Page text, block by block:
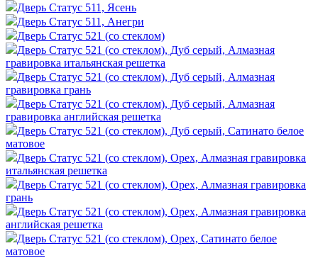
Дверь Статус 511, Ясень
Дверь Статус 511, Анегри
Дверь Статус 521 (со стеклом)
Дверь Статус 521 (со стеклом), Дуб серый, Алмазная
гравировка итальянская решетка
Дверь Статус 521 (со стеклом), Дуб серый, Алмазная
гравировка грань
Дверь Статус 521 (со стеклом), Дуб серый, Алмазная
гравировка английская решетка
Дверь Статус 521 (со стеклом), Дуб серый, Сатинато белое
матовое
Дверь Статус 521 (со стеклом), Орех, Алмазная гравировка
итальянская решетка
Дверь Статус 521 (со стеклом), Орех, Алмазная гравировка
грань
Дверь Статус 521 (со стеклом), Орех, Алмазная гравировка
английская решетка
Дверь Статус 521 (со стеклом), Орех, Сатинато белое
матовое